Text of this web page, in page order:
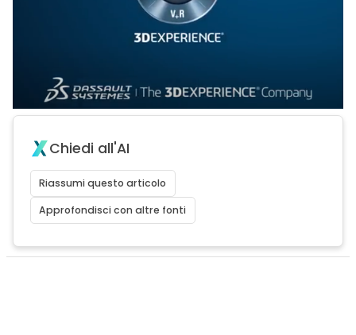
Chiedi all'AI
Riassumi questo articolo
Approfondisci con altre fonti